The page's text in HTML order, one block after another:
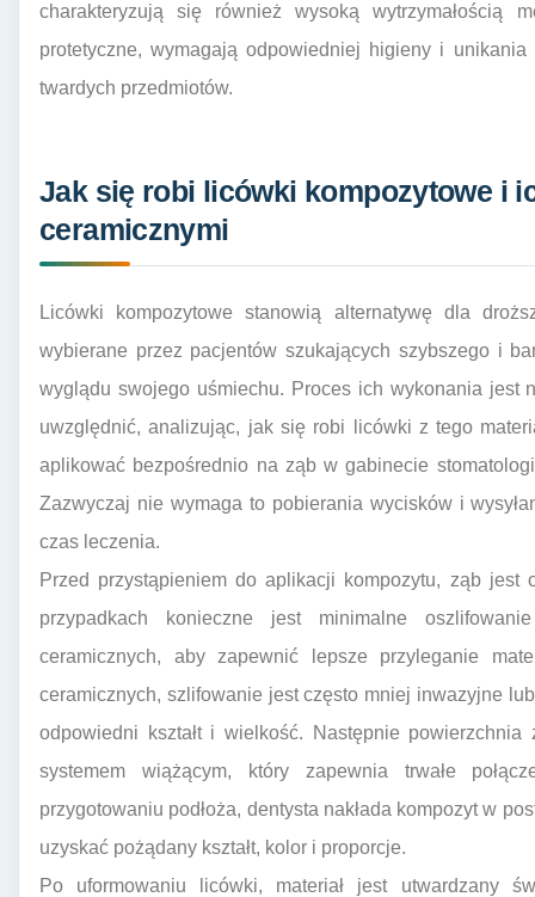
charakteryzują się również wysoką wytrzymałością
protetyczne, wymagają odpowiedniej higieny i
twardych przedmiotów.
Jak się robi licówki kompozytowe i
ceramicznymi
Licówki kompozytowe stanowią alternatywę dla
wybierane przez pacjentów szukających szybszego i
wyglądu swojego uśmiechu. Proces ich wykonania jest
uwzględnić, analizując, jak się robi licówki z tego
aplikować bezpośrednio na ząb w gabinecie
Zazwyczaj nie wymaga to pobierania wycisków i
czas leczenia.
Przed przystąpieniem do aplikacji kompozytu, ząb jest
przypadkach konieczne jest minimalne
ceramicznych, aby zapewnić lepsze przyleganie
ceramicznych, szlifowanie jest często mniej inwazyjne
odpowiedni kształt i wielkość. Następnie
systemem wiążącym, który zapewnia trwałe
przygotowaniu podłoża, dentysta nakłada kompozyt w
uzyskać pożądany kształt, kolor i proporcje.
Po uformowaniu licówki, materiał jest utwardzany